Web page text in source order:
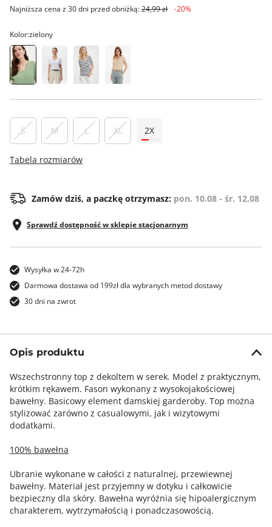
Najniższa cena z 30 dni przed obniżką:24,99 zł -20%
Kolor:zielony
S M L XL 2X
Tabela rozmiarów
Zamów dziś, a paczkę otrzymasz: pon. 10.08 - śr. 12.08
Sprawdź dostępność w sklepie stacjonarnym
Wysyłka w 24-72h
Darmowa dostawa od 199zł dla wybranych metod dostawy
30 dni na zwrot
Opis produktu
Wszechstronny top z dekoltem w serek. Model z praktycznym,
krótkim rękawem. Fason wykonany z wysokojakościowej
bawełny. Basicowy element damskiej garderoby. Top można
stylizować zarówno z casualowymi, jak i wizytowymi
dodatkami.
100% bawełna
Ubranie wykonane w całości z naturalnej, przewiewnej
bawełny. Materiał jest przyjemny w dotyku i całkowicie
bezpieczny dla skóry. Bawełna wyróżnia się hipoalergicznym
charakterem, wytrzymałością i ponadczasowością.